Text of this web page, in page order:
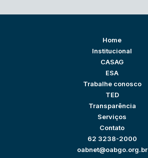
Home
Institucional
CASAG
ESA
Trabalhe conosco
TED
Transparência
Serviços
Contato
62 3238-2000
oabnet@oabgo.org.br